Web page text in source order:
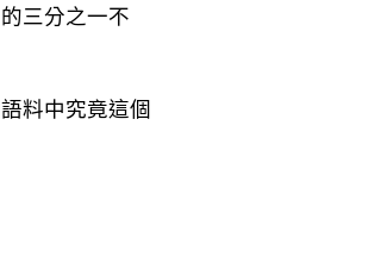
三分之一不
料中究竟這個